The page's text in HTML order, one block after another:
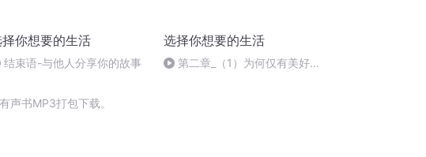
你想要的生活
结束语-与他人分享你的故事
选择你想要的生活
第二章_（1）为何仅有美好愿
声书MP3打包下载。